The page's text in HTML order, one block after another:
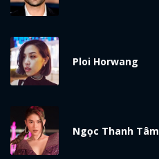
Ploi Horwang
Ngọc Thanh Tâm